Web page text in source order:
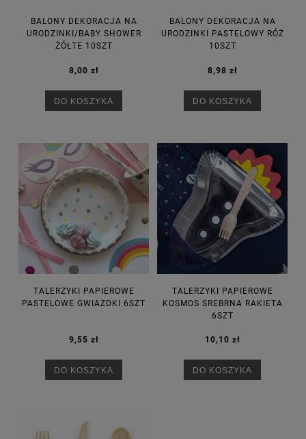
BALONY DEKORACJA NA
URODZINKI/BABY SHOWER
ŻÓŁTE 10SZT
8,00 zł
DO KOSZYKA
BALONY DEKORACJA NA
URODZINKI PASTELOWY RÓŻ
10SZT
8,98 zł
DO KOSZYKA
TALERZYKI PAPIEROWE
PASTELOWE GWIAZDKI 6SZT
9,55 zł
DO KOSZYKA
TALERZYKI PAPIEROWE
KOSMOS SREBRNA RAKIETA
6SZT
10,10 zł
DO KOSZYKA